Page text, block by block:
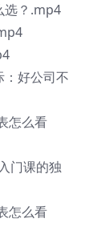
选？.mp4
：好公司不
怎么看
门课的独
怎么看